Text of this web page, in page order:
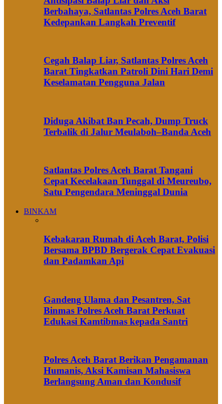
Berbahaya, Satlantas Polres Aceh Barat
Kedepankan Langkah Preventif
Cegah Balap Liar, Satlantas Polres Aceh
Barat Tingkatkan Patroli Dini Hari Demi
Keselamatan Pengguna Jalan
Diduga Akibat Ban Pecah, Dump Truck
Terbalik di Jalur Meulaboh–Banda Aceh
Satlantas Polres Aceh Barat Tangani
Cepat Kecelakaan Tunggal di Meureubo,
Satu Pengendara Meninggal Dunia
BINKAM
Kebakaran Rumah di Aceh Barat, Polisi
Bersama BPBD Bergerak Cepat Evakuasi
dan Padamkan Api
Gandeng Ulama dan Pesantren, Sat
Binmas Polres Aceh Barat Perkuat
Edukasi Kamtibmas kepada Santri
Polres Aceh Barat Berikan Pengamanan
Humanis, Aksi Kamisan Mahasiswa
Berlangsung Aman dan Kondusif